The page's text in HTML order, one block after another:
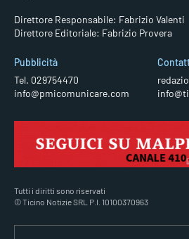
Direttore Responsabile: Fabrizio Valenti
Direttore Editoriale: Fabrizio Provera
Pubblicità
Tel. 029754470
info@pmicomunicare.com
Tutti i diritti sono riservati
© Ticino Notizie SRL P.I. 10100370963